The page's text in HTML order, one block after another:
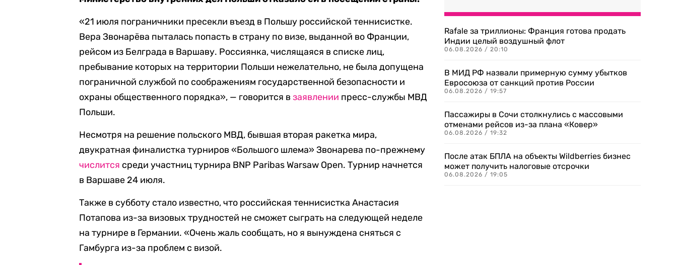
«21 июля пограничники пресекли въезд в Польшу российской теннисистке.
Вера Звонарёва пыталась попасть в страну по визе, выданной во Франции,
рейсом из Белграда в Варшаву. Россиянка, числящаяся в списке лиц,
пребывание которых на территории Польши нежелательно, не была допущена
пограничной службой по соображениям государственной безопасности и
охраны общественного порядка», — говорится взаявлении пресс-службы МВД
Польши.
Несмотря на решение польского МВД, бывшая вторая ракетка мира,
двукратная финалистка турниров «Большого шлема» Звонарева по-прежнему
числится среди участниц турнира BNP Paribas Warsaw Open. Турнир начнется
в Варшаве 24 июля.
Также в субботу стало известно, что российская теннисистка Анастасия
Потапова из-за визовых трудностей не сможет сыграть на следующей неделе
на турнире в Германии. «Очень жаль сообщать, но я вынуждена сняться с
Гамбурга из-за проблем с визой.
Rafale за триллионы: Франция готова продать
Индии целый воздушный флот
06.08.2026 / 20:10
В МИД РФ назвали примерную сумму убытков
Евросоюза от санкций против России
06.08.2026 / 19:57
Пассажиры в Сочи столкнулись с массовыми
отменами рейсов из-за плана «Ковер»
06.08.2026 / 19:32
После атак БПЛА на объекты Wildberries бизнес
может получить налоговые отсрочки
06.08.2026 / 19:05